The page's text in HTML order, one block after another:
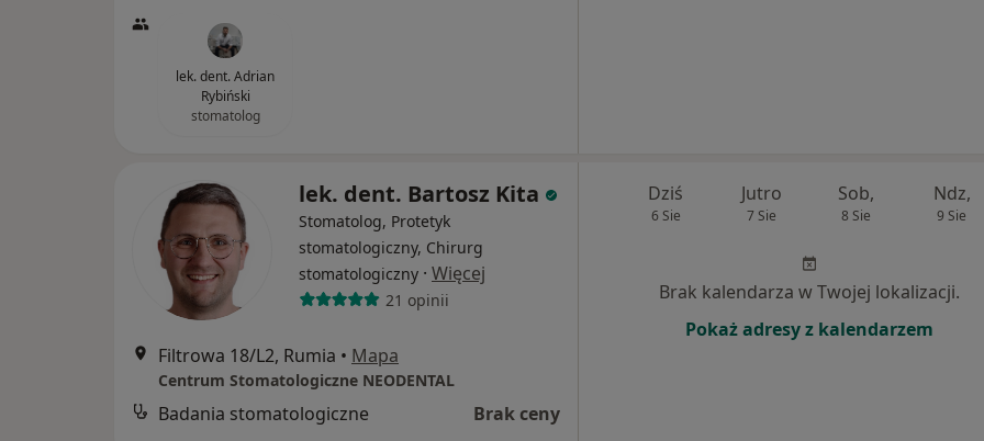
lek. dent. Adrian
Rybiński
stomatolog
lek. dent. Bartosz Kita
Stomatolog, Protetyk
stomatologiczny, Chirurg
stomatologiczny · Więcej
21 opinii
Filtrowa 18/L2, Rumia • Mapa
Centrum Stomatologiczne NEODENTAL
Badania stomatologiczne Brak ceny
Dziś
6 Sie
Jutro
7 Sie
Sob,
8 Sie
Ndz,
9 Sie
Brak kalendarza w Twojej lokalizacji.
Pokaż adresy z kalendarzem